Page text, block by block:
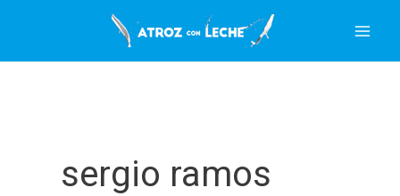
contenido
sergio ramos